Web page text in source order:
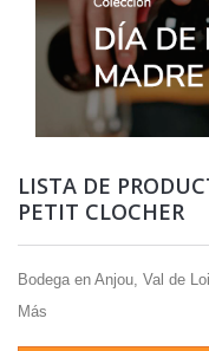
LISTA DE
PETIT CLOCHER
Bodega en Anjou, Val de
Más